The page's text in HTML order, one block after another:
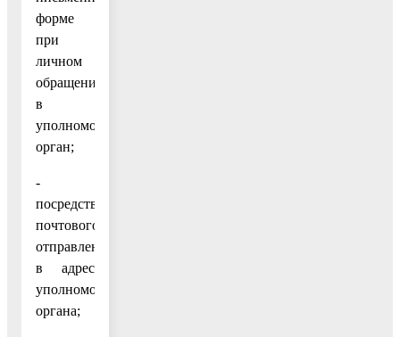
форме
при
личном
обращении
в
уполномоченный
орган;
-
посредством
почтового
отправления
в адрес
уполномоченного
органа;